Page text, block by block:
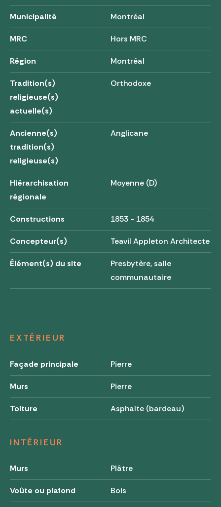
Municipalité Montréal
MRC Hors MRC
Région Montréal
Tradition(s)
religieuse(s)
actuelle(s)
Orthodoxe
Ancienne(s)
tradition(s)
religieuse(s)
Anglicane
Hiérarchisation
régionale
Moyenne (D)
Constructions 1853 - 1854
Concepteur(s) Teavil Appleton Architecte
Élément(s) du site
Presbytère, salle
communautaire
EXTÉRIEUR
Façade principale Pierre
Murs Pierre
Toiture Asphalte (bardeau)
INTÉRIEUR
Murs Plâtre
Voûte ou plafond Bois